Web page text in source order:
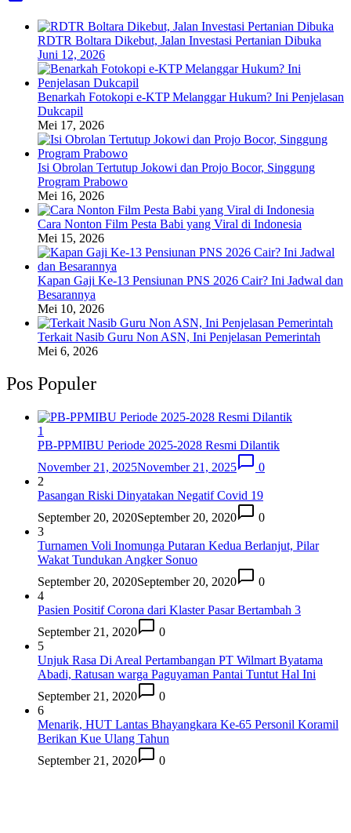
RDTR Boltara Dikebut, Jalan Investasi Pertanian Dibuka
Juni 12, 2026
Benarkah Fotokopi e-KTP Melanggar Hukum? Ini Penjelasan
Dukcapil
Mei 17, 2026
Isi Obrolan Tertutup Jokowi dan Projo Bocor, Singgung
Program Prabowo
Mei 16, 2026
Cara Nonton Film Pesta Babi yang Viral di Indonesia
Mei 15, 2026
Kapan Gaji Ke-13 Pensiunan PNS 2026 Cair? Ini Jadwal dan
Besarannya
Mei 10, 2026
Terkait Nasib Guru Non ASN, Ini Penjelasan Pemerintah
Mei 6, 2026
Pos Populer
1
PB-PPMIBU Periode 2025-2028 Resmi Dilantik
November 21, 2025November 21, 2025
0
2
Pasangan Riski Dinyatakan Negatif Covid 19
September 20, 2020September 20, 2020
0
3
Turnamen Voli Inomunga Putaran Kedua Berlanjut, Pilar
Wakat Tundukan Angker Sonuo
September 20, 2020September 20, 2020
0
4
Pasien Positif Corona dari Klaster Pasar Bertambah 3
September 21, 2020
0
5
Unjuk Rasa Di Areal Pertambangan PT Wilmart Byatama
Abadi, Ratusan warga Paguyaman Pantai Tuntut Hal Ini
September 21, 2020
0
6
Menarik, HUT Lantas Bhayangkara Ke-65 Personil Koramil
Berikan Kue Ulang Tahun
September 21, 2020
0